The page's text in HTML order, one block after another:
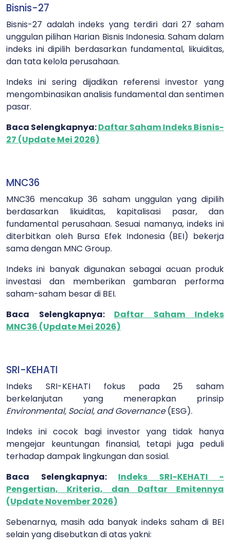
Bisnis-27
Bisnis-27 adalah indeks yang terdiri dari 27 saham
unggulan pilihan Harian Bisnis Indonesia. Saham dalam
indeks ini dipilih berdasarkan fundamental, likuiditas,
dan tata kelola perusahaan.
Indeks ini sering dijadikan referensi investor yang
mengombinasikan analisis fundamental dan sentimen
pasar.
Baca Selengkapnya:Daftar Saham Indeks Bisnis-
27 (Update Mei 2026)
MNC36
MNC36 mencakup 36 saham unggulan yang dipilih
berdasarkan likuiditas, kapitalisasi pasar, dan
fundamental perusahaan. Sesuai namanya, indeks ini
diterbitkan oleh Bursa Efek Indonesia (BEI) bekerja
sama dengan MNC Group.
Indeks ini banyak digunakan sebagai acuan produk
investasi dan memberikan gambaran performa
saham-saham besar di BEI.
Baca Selengkapnya: Daftar Saham Indeks
MNC36 (Update Mei 2026)
SRI-KEHATI
Indeks SRI-KEHATI fokus pada 25 saham
berkelanjutan yang menerapkan prinsip
Environmental, Social, and Governance(ESG).
Indeks ini cocok bagi investor yang tidak hanya
mengejar keuntungan finansial, tetapi juga peduli
terhadap dampak lingkungan dan sosial.
Baca Selengkapnya: Indeks SRI-KEHATI -
Pengertian, Kriteria, dan Daftar Emitennya
(Update November 2026)
Sebenarnya, masih ada banyak indeks saham di BEI
selain yang disebutkan di atas yakni: